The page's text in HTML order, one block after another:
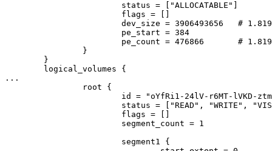
                        status = ["ALLOCATABLE"]
                        flags = []
dev_size = 3906493656   #
                        pe_start = 384
pe_count = 476866       #
                }
        }
        logical_volumes {
...
                root {
id = "oYfRi1-24lV-r6MT-lVKD-
status = ["READ", "WRITE",
                        flags = []
                        segment_count = 1
                        segment1 {